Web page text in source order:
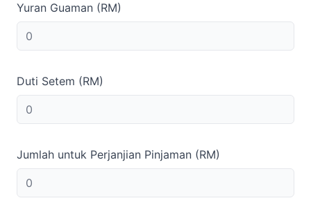
Yuran Guaman (RM)
Duti Setem (RM)
Jumlah untuk Perjanjian Pinjaman (RM)